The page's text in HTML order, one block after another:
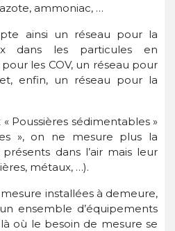
ammoniac, …
ainsi un réseau pour la
dans les particules en
les COV, un réseau pour
enfin, un réseau pour la
Poussières sédimentables »
», on ne mesure plus la
dans l’air mais leur
métaux, …).
installées à demeure,
ensemble d’équipements
où le besoin de mesure se